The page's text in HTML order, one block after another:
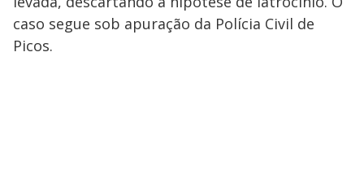
caso segue sob apuração da Polícia Civil de
Picos.